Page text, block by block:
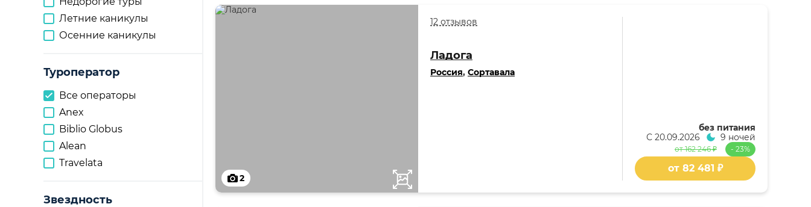
Летние каникулы
Осенние каникулы
Туроператор
Все операторы
Anex
Biblio Globus
Alean
Travelata
Звездность
2
12 отзывов
Ладога
Россия, Сортавала
без питания
С 20.09.2026 9 ночей
от 162 246 ₽ - 23%
от 82 481 ₽